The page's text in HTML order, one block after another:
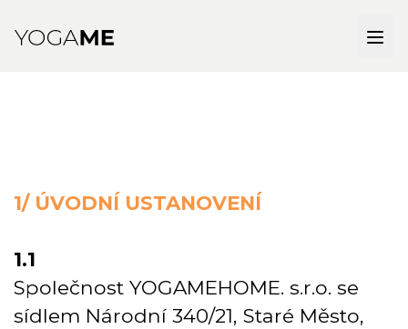
1/ ÚVODNÍ USTANOVENÍ
1.1
Společnost YOGAMEHOME. s.r.o. se
sídlem Národní 340/21, Staré Město,